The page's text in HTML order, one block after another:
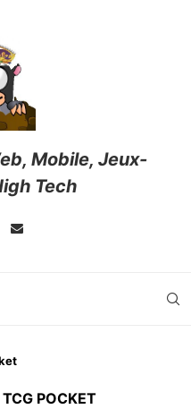
Mobile, Jeux-
Tech
POCKET